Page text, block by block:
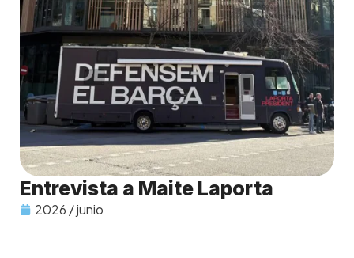
Entrevista a Maite Laporta
2026 / junio